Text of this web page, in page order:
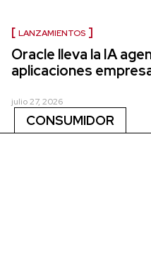
LANZAMIENTOS
Oracle lleva la IA
aplicaciones
julio 27, 2026
CONSUMIDOR